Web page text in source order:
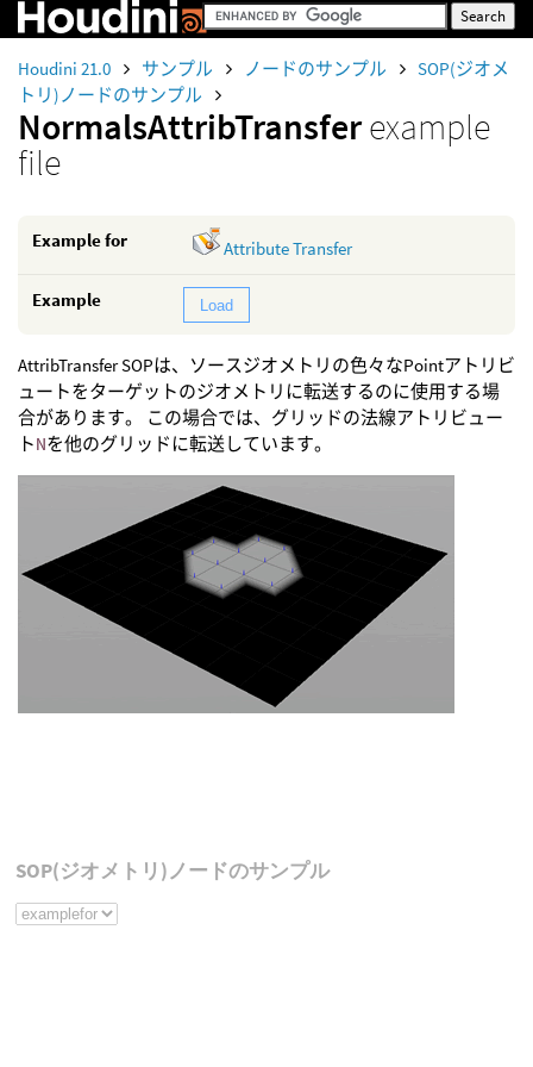
Houdini 21.0 サンプル ノードのサンプル
SOP(ジオメ
トリ)ノードのサンプル
NormalsAttribTransferexample
file
Example for Attribute Transfer
Example Load
AttribTransfer SOPは、ソースジオメトリの色々なPointアトリビ
ュートをターゲットのジオメトリに転送するのに使用する場
合があります。 この場合では、グリッドの法線アトリビュー
トNを他のグリッドに転送しています。
SOP(ジオメトリ)ノードのサンプル